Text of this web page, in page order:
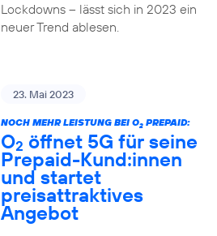
Lockdowns – lässt sich in 2023 ein
neuer Trend ablesen.
23. Mai 2023
NOCH MEHR LEISTUNG BEI O2PREPAID:
O2 öffnet 5G für seine
Prepaid-Kund:innen
und startet
preisattraktives
Angebot